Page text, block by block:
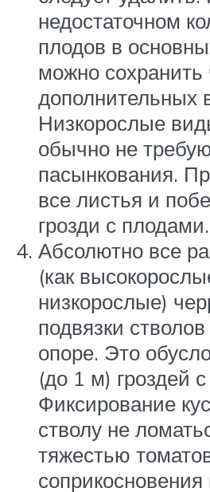
недостаточном
плодов в
можно сохранить
дополнительных
Низкорослые
обычно не
пасынкования.
все листья и
грозди с плодами.
Абсолютно все
(как
низкорослые)
подвязки
опоре. Это
(до 1 м) гроздей
Фиксирование
стволу не
тяжестью